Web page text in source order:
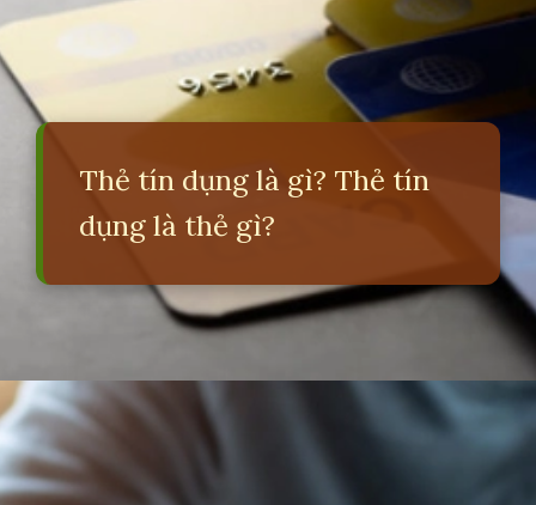
Thẻ tín dụng là gì? Thẻ tín
dụng là thẻ gì?
Đang mở